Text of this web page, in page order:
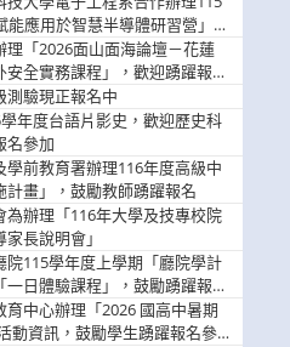
能應用於智慧半導體研習營」，
「2026面山面海論壇－花蓮
全實務課程」，歡迎踴躍報名
測驗現正報名中
年度台語片影史，歡迎歷史科
名參加
前教育署辦理116年度高級中
畫」，鼓勵教師踴躍報名
辦理「116年大學及技專校院
長說明會」
115學年度上學期「廳院學計
日體驗課程」，鼓勵踴躍報名
中心辦理「2026 國高中暑期
動資訊，鼓勵學生踴躍報名參